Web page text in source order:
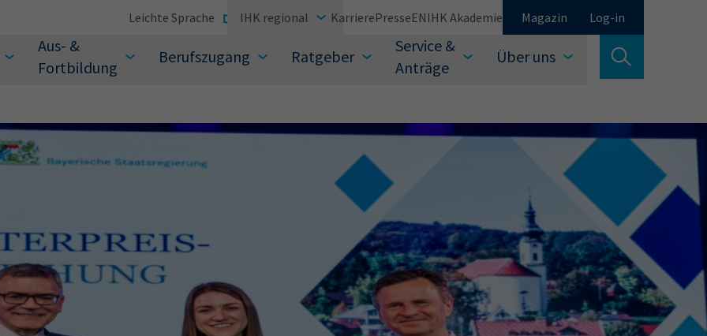
Aus- &
Fortbildung
Berufszugang Ratgeber
Service &
Anträge
Über uns
Leichte Sprache IHK regional KarrierePresseEN IHK Akademie Magazin Log-in
Schließen
Suche verlassen
Suchen